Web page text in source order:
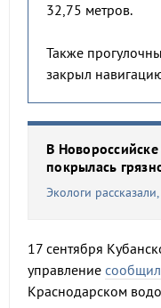
32,75 метров.
Также
закрыл
В
покрылась
Экологи
17 сентября
управление
Краснодарском